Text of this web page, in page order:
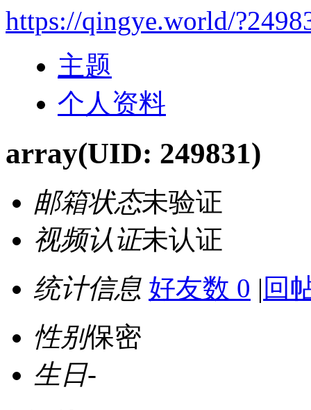
https://qingye.world/
主题
个人资料
array(UID: 249831)
邮箱状态未验证
视频认证未认证
统计信息 好友数 0 | 回
性别保密
生日-